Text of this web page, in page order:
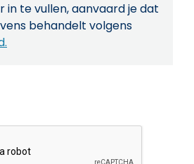
in te vullen, aanvaard je dat
behandelt volgens